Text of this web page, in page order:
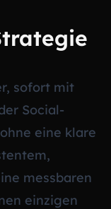
sofort mit
Social-
eine klare
messbaren
einzigen